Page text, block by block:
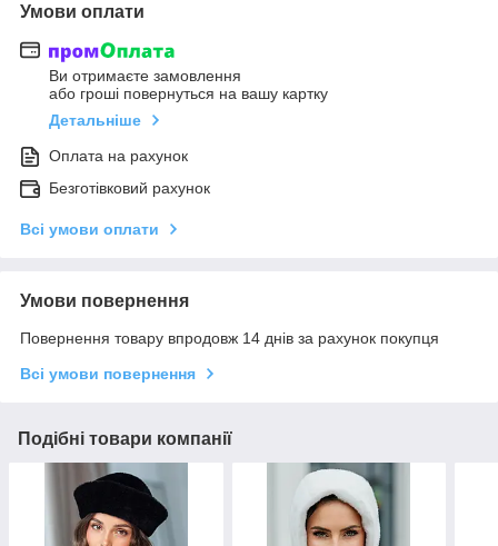
Умови оплати
Ви отримаєте замовлення
або гроші повернуться на вашу картку
Детальніше
Оплата на рахунок
Безготівковий рахунок
Всі умови оплати
Умови повернення
Повернення товару впродовж 14 днів за рахунок покупця
Всі умови повернення
Подібні товари компанії